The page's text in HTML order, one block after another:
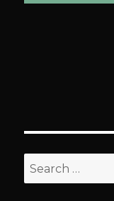
Search
for: